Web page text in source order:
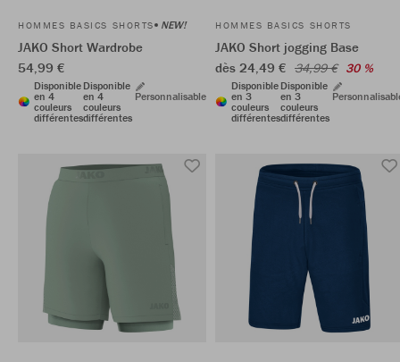
HOMMES BASICS SHORTS NEW!
JAKO Short Wardrobe
54,99 €
Disponible
en 4
couleurs
différentes
Disponible
en 4
couleurs
différentes
Personnalisable
HOMMES BASICS SHORTS
JAKO Short jogging Base
dès 24,49 € 34,99 € 30 %
Disponible
en 3
couleurs
différentes
Disponible
en 3
couleurs
différentes